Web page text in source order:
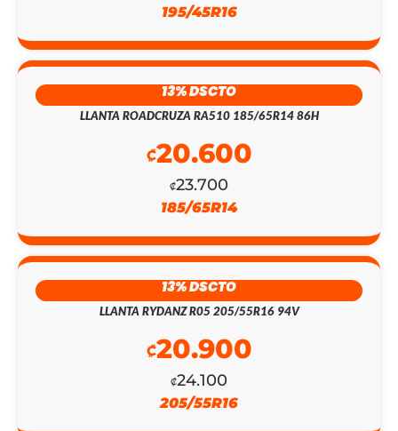
195/45R16
13% DSCTO
LLANTA ROADCRUZA RA510 185/65R14 86H
₡23.700
₡20.600
185/65R14
13% DSCTO
LLANTA RYDANZ R05 205/55R16 94V
₡24.100
₡20.900
205/55R16
₡154.100.
₡134.000.